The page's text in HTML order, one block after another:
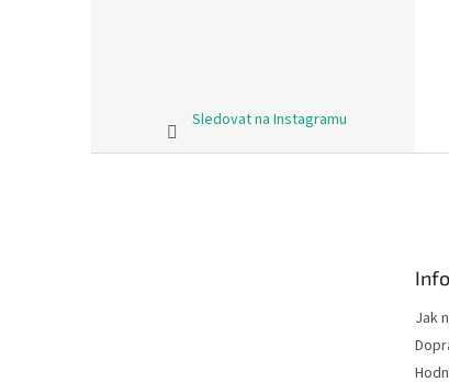
Sledovat na Instagramu
Jak